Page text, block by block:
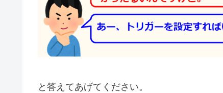
と答えてあげてください。